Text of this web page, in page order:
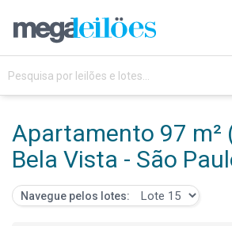
Apartamento 97 m²
Bela Vista - São
Navegue pelos lotes: